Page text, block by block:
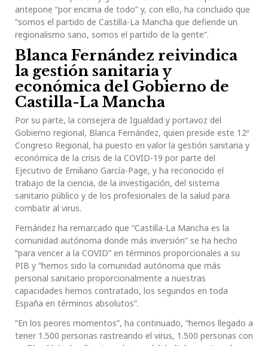
antepone “por encima de todo” y, con ello, ha concluido que
“somos el partido de Castilla-La Mancha que defiende un
regionalismo sano, somos el partido de la gente”.
Blanca Fernández reivindica
la gestión sanitaria y
económica del Gobierno de
Castilla-La Mancha
Por su parte, la consejera de Igualdad y portavoz del
Gobierno regional, Blanca Fernández, quien preside este 12º
Congreso Regional, ha puesto en valor la gestión sanitaria y
económica de la crisis de la COVID-19 por parte del
Ejecutivo de Emiliano García-Page, y ha reconocido el
trabajo de la ciencia, de la investigación, del sistema
sanitario público y de los profesionales de la salud para
combatir al virus.
Fernández ha remarcado que “Castilla-La Mancha es la
comunidad autónoma donde más inversión” se ha hecho
“para vencer a la COVID” en términos proporcionales a su
PIB y “hemos sido la comunidad autónoma que más
personal sanitario proporcionalmente a nuestras
capacidades hemos contratado, los segundos en toda
España en términos absolutos”.
“En los peores momentos”, ha continuado, “hemos llegado a
tener 1.500 personas rastreando el virus, 1.500 personas con